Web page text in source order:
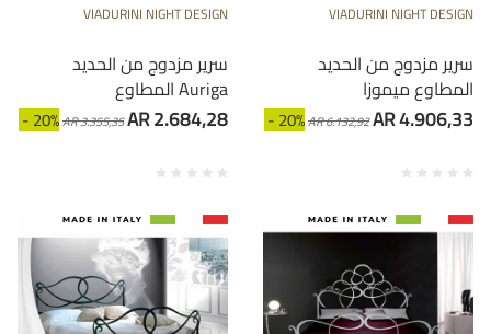
VIADURINI NIGHT DESIGN
سرير مزدوج من الحديد
المطاوع Auriga
- 20%AR 3.355,35AR 2.684,28
VIADURINI NIGHT DESIGN
سرير مزدوج من الحديد
المطاوع ميموزا
- 20%AR 6.132,92AR 4.906,33